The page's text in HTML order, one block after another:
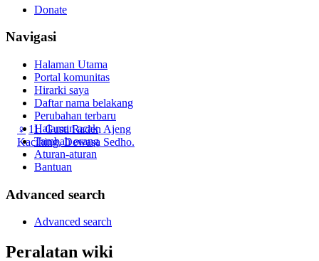
♀ 11. Gusti Raden Ajeng
Kacihing, Dewasa Sedho.
Donate
Navigasi
Halaman Utama
Portal komunitas
Hirarki saya
Daftar nama belakang
Perubahan terbaru
Halaman acak
Tambah orang
Aturan-aturan
Bantuan
Advanced search
Advanced search
Peralatan wiki